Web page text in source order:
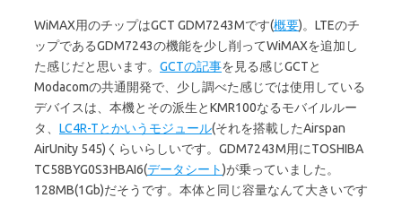
WiMAX用のチップはGCT GDM7243Mです(概要)。LTEのチ
ップであるGDM7243の機能を少し削ってWiMAXを追加し
た感じだと思います。 GCTの記事を見る感じGCTと
Modacomの共通開発で、少し調べた感じでは使用している
デバイスは、本機とその派生とKMR100なるモバイルルー
タ、 LC4R-Tとかいうモジュール(それを搭載したAirspan
AirUnity 545)くらいらしいです。GDM7243M用にTOSHIBA
TC58BYG0S3HBAI6(データシート)が乗っていました。
128MB(1Gb)だそうです。本体と同じ容量なんて大きいです